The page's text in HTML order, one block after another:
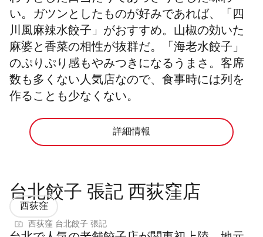
い。ガツンとしたものが好みであれば、「四
川風麻辣水餃子」がおすすめ。山椒の効いた
麻婆と香菜の相性が抜群だ。「海老水餃子」
のぷりぷり感もやみつきになるうまさ。客席
数も多くない人気店なので、食事時には列を
作ることも少なくない。
詳細情報
台北餃子 張記 西荻窪店
西荻窪
西荻窪 台北餃子 張記